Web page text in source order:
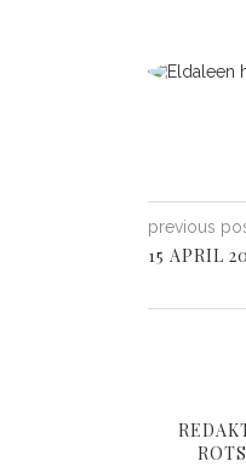
previous
15 APRIL